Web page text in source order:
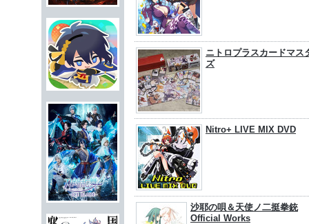
ニトロプラスカードマス
ズ
Nitro+ LIVE MIX DVD
沙耶の唄＆天使ノ二挺拳銃
Official Works